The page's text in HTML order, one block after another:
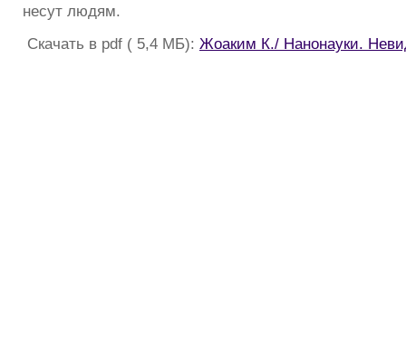
несут людям.
Скачать в pdf ( 5,4 МБ): Жоаким К./ Нанонауки.